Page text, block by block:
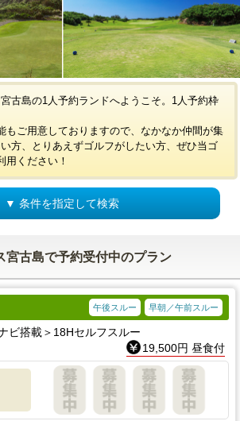
古島の1人予約ランドへようこそ。1人予約枠
もご用意しておりますので、なかなか仲間が集
方、とりあえずゴルフがしたい方、ぜひ当ゴ
用ください！
▼ 条件を指定して検索
宮古島で予約受付中のプラン
早朝／午前スルー
午後スルー
ビ搭載＞18Hセルフスルー
19,500円 昼食付